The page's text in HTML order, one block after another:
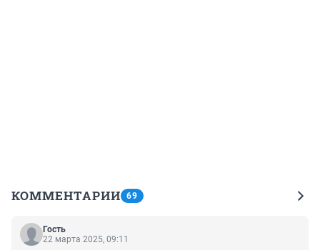
КОММЕНТАРИИ 69
Гость
22 марта 2025, 09:11